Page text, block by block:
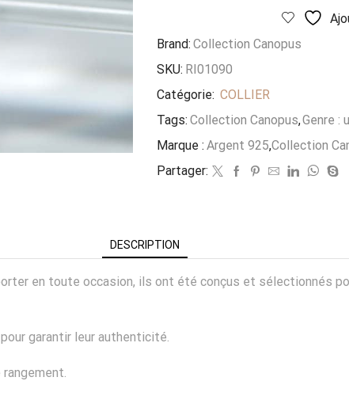
Brand: Collection Canopus
SKU: RI01090
Catégorie: COLLIER
Tags: Collection Canopus,Genre :
Marque : Argent 925,Collection
Partager:
DESCRIPTION
en toute occasion, ils ont été conçus et sélectionnés
garantir leur authenticité.